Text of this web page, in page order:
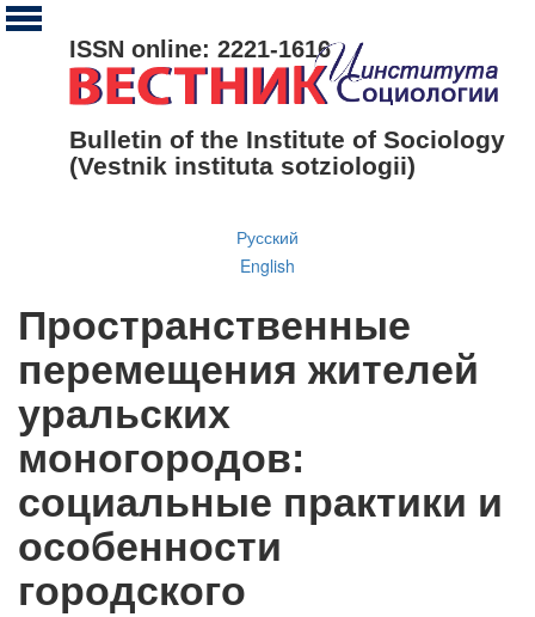
ISSN online: 2221-1616
Bulletin of the Institute of Sociology
(Vestnik instituta sotziologii)
Русский
English
Пространственные
перемещения жителей
уральских
моногородов:
социальные практики и
особенности
городского